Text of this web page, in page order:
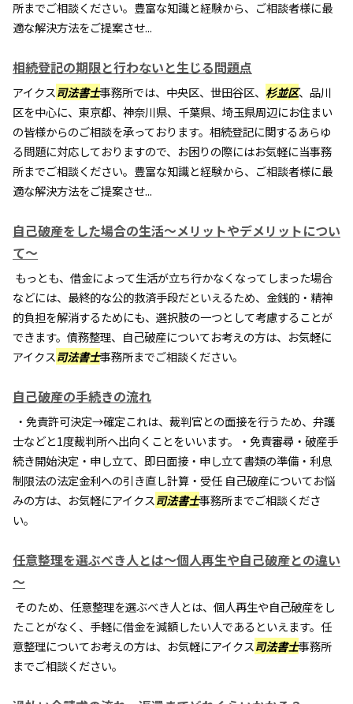
所までご相談ください。豊富な知識と経験から、ご相談者様に最
適な解決方法をご提案させ...
相続登記の期限と行わないと生じる問題点
アイクス司法書士事務所では、中央区、世田谷区、 杉並区、品川
区を中心に、東京都、神奈川県、千葉県、埼玉県周辺にお住まい
の皆様からのご相談を承っております。相続登記に関するあらゆ
る問題に対応しておりますので、お困りの際にはお気軽に当事務
所までご相談ください。豊富な知識と経験から、ご相談者様に最
適な解決方法をご提案させ...
自己破産をした場合の生活～メリットやデメリットについ
て～
もっとも、借金によって生活が立ち行かなくなってしまった場合
などには、最終的な公的救済手段だといえるため、金銭的・精神
的負担を解消するためにも、選択肢の一つとして考慮することが
できます。債務整理、自己破産についてお考えの方は、お気軽に
アイクス司法書士事務所までご相談ください。
自己破産の手続きの流れ
・免責許可決定→確定これは、裁判官との面接を行うため、弁護
士などと1度裁判所へ出向くことをいいます。・免責審尋・破産手
続き開始決定・申し立て、即日面接・申し立て書類の準備・利息
制限法の法定金利への引き直し計算・受任 自己破産についてお悩
みの方は、お気軽にアイクス司法書士事務所までご相談くださ
い。
任意整理を選ぶべき人とは～個人再生や自己破産との違い
～
そのため、任意整理を選ぶべき人とは、個人再生や自己破産をし
たことがなく、手軽に借金を減額したい人であるといえます。任
意整理についてお考えの方は、お気軽にアイクス司法書士事務所
までご相談ください。